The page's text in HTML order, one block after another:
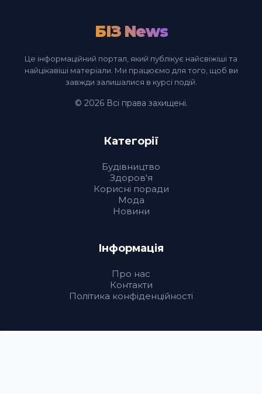
БІЗ News
Це інформаційний портал, який публікує найсвіжіші та
найцікавіші матеріали. Ми працюємо для того, щоб ви
завжди залишалися в курсі подій.
© 2026 Всі права захищені.
Категорії
Будівництво
Здоров'я
Корисні поради
Мода
Новини
Інформація
Про нас
Контакти
Політика конфіденційності